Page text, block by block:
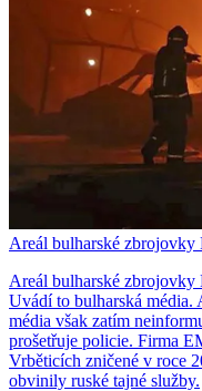
Areál bulharské zbrojovky
Areál bulharské
Uvádí to bulharská
média však zatím
prošetřuje policie. Firma
Vrběticích zničené v roce
obvinily ruské tajné služby.